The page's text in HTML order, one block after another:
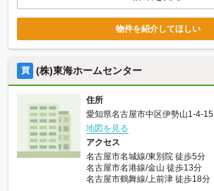
物件を紹介してほしい
買 (株)東海ホームセンター
住所
愛知県名古屋市中区伊勢山1-4-15
地図を見る
アクセス
名古屋市名城線/東別院 徒歩5分
名古屋市名港線/金山 徒歩13分
名古屋市鶴舞線/上前津 徒歩18分